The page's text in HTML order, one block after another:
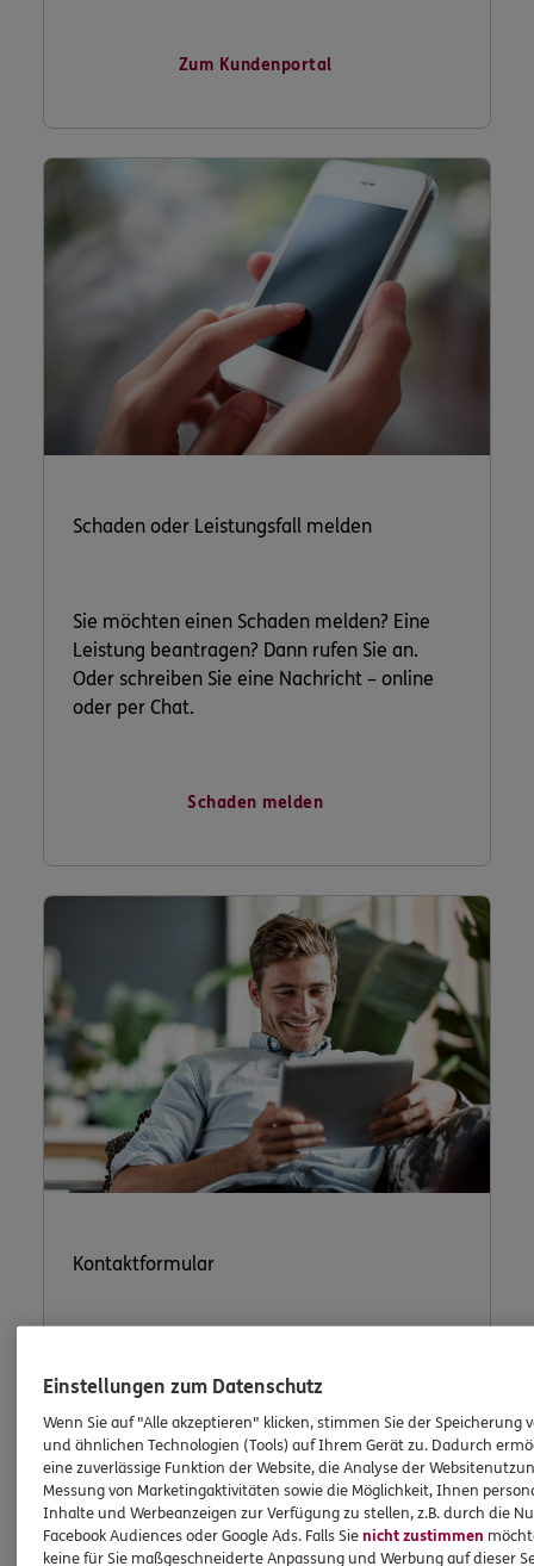
Zum Kundenportal
Schaden oder Leistungsfall melden
Sie möchten einen Schaden melden? Eine
Leistung beantragen? Dann rufen Sie an.
Oder schreiben Sie eine Nachricht – online
oder per Chat.
Schaden melden
Kontaktformular
Nutzen Sie unser sicheres Kontaktformular.
ERGO Berater kontaktieren
Einstellungen zum Datenschutz
Wenn Sie auf "Alle akzeptieren" klicken, stimmen Sie der Speicherung
und ähnlichen Technologien (Tools) auf Ihrem Gerät zu. Dadurch
eine zuverlässige Funktion der Website, die Analyse der
Messung von Marketingaktivitäten sowie die Möglichkeit, Ihnen
Inhalte und Werbeanzeigen zur Verfügung zu stellen, z.B. durch die
Facebook Audiences oder Google Ads. Falls Sienicht zustimmen
keine für Sie maßgeschneiderte Anpassung und Werbung auf dieser